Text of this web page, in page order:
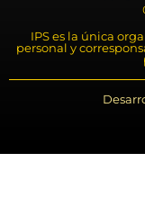
IPS es la única
personal y